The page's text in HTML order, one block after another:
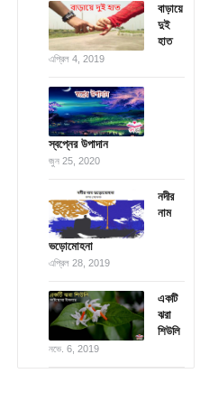
বাড়ায়ে
দুই
হাত
এপ্রিল 4, 2019
স্বপ্নের উপাদান
জুন 25, 2020
নদীর
নাম
ভড়োমোহনা
এপ্রিল 28, 2019
একটি
ঝরা
শিউলি
নভে. 6, 2019